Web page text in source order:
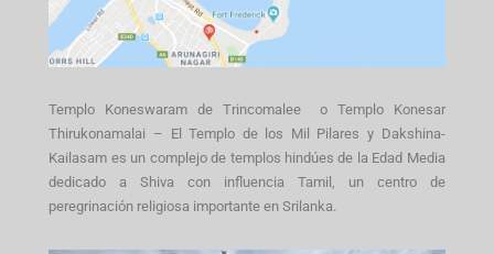
Templo Koneswaram de Trincomalee o Templo Konesar
Thirukonamalai – El Templo de los Mil Pilares y Dakshina-
Kailasam es un complejo de templos hindúes de la Edad Media
dedicado a Shiva con influencia Tamil, un centro de
peregrinación religiosa importante en Srilanka.